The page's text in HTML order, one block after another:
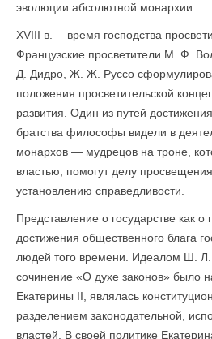
эволюции абсолютной монархии.
XVIII в.— время господства
Французские просветители М. Ф.
Д. Дидро, Ж. Ж. Руссо
положения просветительской
развития. Один из путей
братства философы видели в
монархов — мудрецов на троне,
властью, помогут делу
установлению справедливости.
Представление о государстве как о
достижения общественного блага
людей того времени. Идеалом Ш. Л.
сочинение «О духе законов» было
Екатерины II, являлась
разделением законодательной,
властей. В своей политике